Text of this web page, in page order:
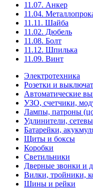
11.07. Анкер
11.04.
11.11. Шайба
11.02. Дюбель
11.08. Болт
11.12. Шпилька
11.09. Винт
Электротехника
Розетки и
Автоматические
УЗО, счетчики,
Лампы, патроны
Удлинители,
Батарейки,
Щиты и боксы
Коробки
Светильники
Дверные звонки и
Вилки, тройники,
Шины и рейки